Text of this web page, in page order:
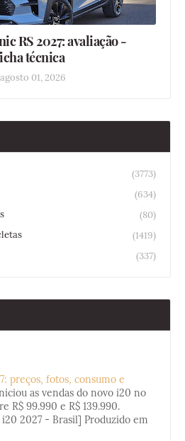
RS 2027: avaliação -
técnica
agosto 01, 2026
(3773)
(634)
(80)
(1419)
(337)
preços, fotos, consumo e
as vendas do novo i20 no
R$ 99.990 e R$ 139.990.
2027 - Brasil] Produzido em